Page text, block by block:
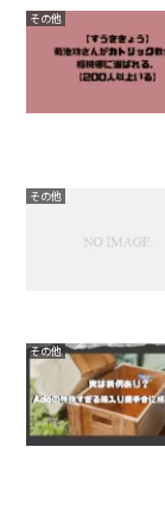
その他
その他
その他